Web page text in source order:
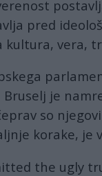
pred
vera,
je
so
korake, je
the ugly